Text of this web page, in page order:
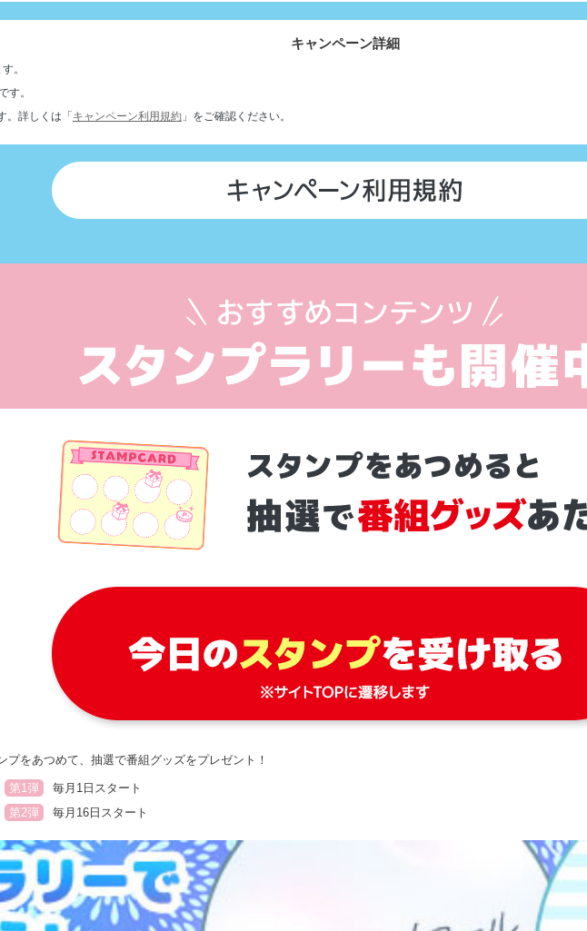
キャンペーン詳細
。
す。
。詳しくは「 キャンペーン利用規約 」をご確認ください。
をあつめて、抽選で番組グッズをプレゼント！
第1弾
毎月1日スタート
第2弾
毎月16日スタート